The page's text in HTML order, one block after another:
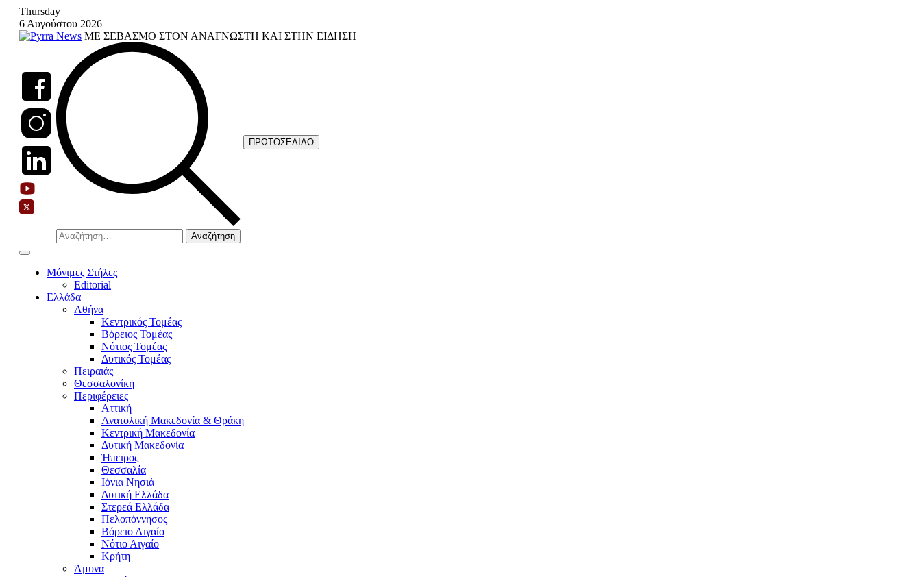
Skip
content
Thursday
6 Αυγούστου 2026
ΜΕ ΣΕΒΑΣΜΟ ΣΤΟΝ ΑΝΑΓΝΩΣΤΗ ΚΑΙ ΣΤΗΝ ΕΙΔΗΣΗ
Αναζήτηση
για:
ΠΡΩΤΟΣΕΛΙΔΟ
Μόνιμες Στήλες
Editorial
Ελλάδα
Αθήνα
Κεντρικός Τομέας
Βόρειος Τομέας
Νότιος Τομέας
Δυτικός Τομέας
Πειραιάς
Θεσσαλονίκη
Περιφέρειες
Αττική
Ανατολική Μακεδονία & Θράκη
Κεντρική Μακεδονία
Δυτική Μακεδονία
Ήπειρος
Θεσσαλία
Ιόνια Νησιά
Δυτική Ελλάδα
Στερεά Ελλάδα
Πελοπόννησος
Βόρειο Αιγαίο
Νότιο Αιγαίο
Κρήτη
Άμυνα